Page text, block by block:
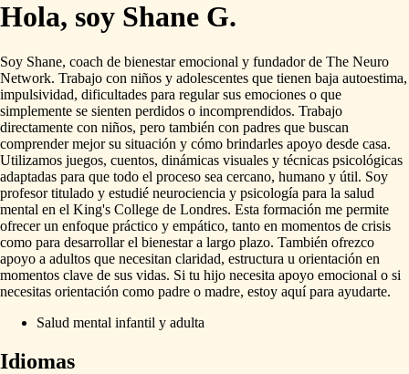
Hola, soy Shane G.
Soy Shane, coach de bienestar emocional y fundador de The Neuro
Network. Trabajo con niños y adolescentes que tienen baja autoestima,
impulsividad, dificultades para regular sus emociones o que
simplemente se sienten perdidos o incomprendidos. Trabajo
directamente con niños, pero también con padres que buscan
comprender mejor su situación y cómo brindarles apoyo desde casa.
Utilizamos juegos, cuentos, dinámicas visuales y técnicas psicológicas
adaptadas para que todo el proceso sea cercano, humano y útil. Soy
profesor titulado y estudié neurociencia y psicología para la salud
mental en el King's College de Londres. Esta formación me permite
ofrecer un enfoque práctico y empático, tanto en momentos de crisis
como para desarrollar el bienestar a largo plazo. También ofrezco
apoyo a adultos que necesitan claridad, estructura u orientación en
momentos clave de sus vidas. Si tu hijo necesita apoyo emocional o si
necesitas orientación como padre o madre, estoy aquí para ayudarte.
Salud mental infantil y adulta
Idiomas